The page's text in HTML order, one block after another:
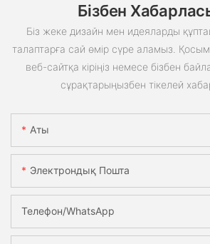
Бізбен
Біз жеке дизайн мен идеяларды
талаптарға сай өмір сүре аламыз.
веб-сайтқа кіріңіз немесе бізбен
сұрақтарыңызбен тікелей
Аты
Электрондық Пошта
Телефон/whatsApp